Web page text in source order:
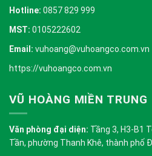
Hotline: 0857 829 999
MST: 0105222602
Email: vuhoang@vuhoangco.com.vn
https://vuhoangco.com.vn
VŨ HOÀNG MIỀN TRUNG
Văn phòng đại diện: Tầng 3, H3-B1
Tần, phường Thanh Khê, thành phố